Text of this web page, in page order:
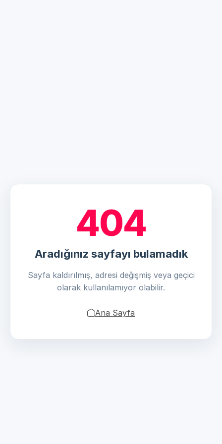
404
Aradığınız sayfayı bulamadık
Sayfa kaldırılmış, adresi değişmiş veya geçici
olarak kullanılamıyor olabilir.
Ana Sayfa